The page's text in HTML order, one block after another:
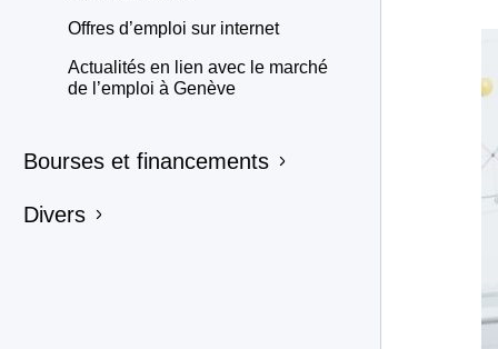
Offres d’emploi sur internet
Actualités en lien avec le marché
de l’emploi à Genève
Bourses et financements
Divers